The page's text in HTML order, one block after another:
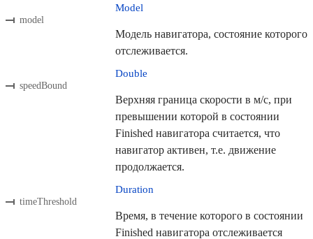
model
Model
Модель навигатора, состояние которого
отслеживается.
speedBound
Double
Верхняя граница скорости в м/с, при
превышении которой в состоянии
Finished навигатора считается, что
навигатор активен, т.е. движение
продолжается.
timeThreshold
Duration
Время, в течение которого в состоянии
Finished навигатора отслеживается